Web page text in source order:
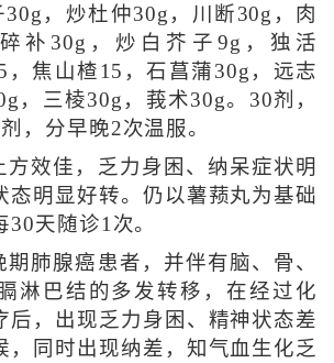
，炒杜仲30g，川断30g，肉
补30g，炒白芥子9g，独活
，焦山楂15，石菖蒲30g，远志
，三棱30g，莪术30g。30剂，
，分早晚2次温服。
方效佳，乏力身困、纳呆症状明
态明显好转。仍以薯蓣丸为基础
天随诊1次。
期肺腺癌患者，并伴有脑、骨、
淋巴结的多发转移，在经过化
后，出现乏力身困、精神状态差
，同时出现纳差，知气血生化乏